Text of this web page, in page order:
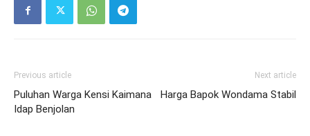
Previous article
Puluhan Warga Kensi Kaimana
Idap Benjolan
Next article
Harga Bapok Wondama Stabil